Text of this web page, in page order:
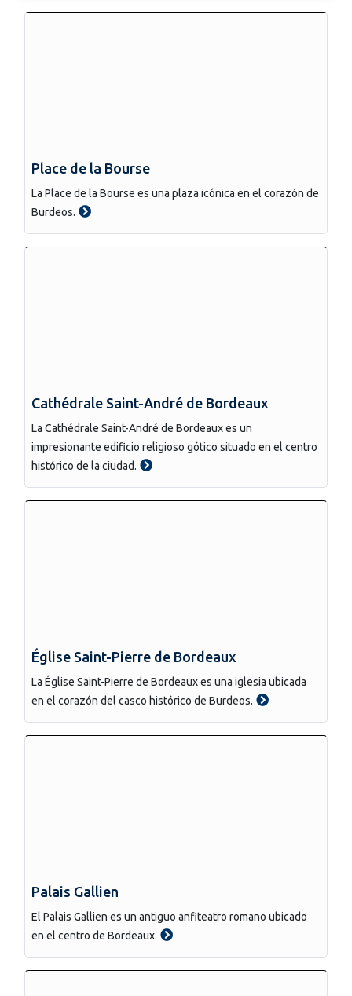
Place de la Bourse
La Place de la Bourse es una plaza icónica en el corazón de
Burdeos.
Cathédrale Saint-André de Bordeaux
La Cathédrale Saint-André de Bordeaux es un
impresionante edificio religioso gótico situado en el centro
histórico de la ciudad.
Église Saint-Pierre de Bordeaux
La Église Saint-Pierre de Bordeaux es una iglesia ubicada
en el corazón del casco histórico de Burdeos.
Palais Gallien
El Palais Gallien es un antiguo anfiteatro romano ubicado
en el centro de Bordeaux.